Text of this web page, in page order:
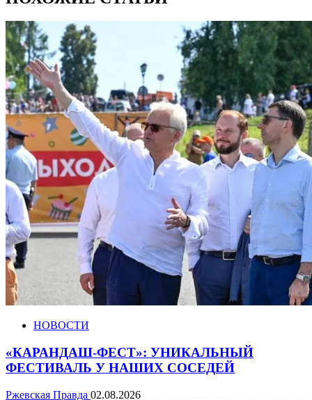
НОВОСТИ
«КАРАНДАШ-ФЕСТ»: УНИКАЛЬНЫЙ
ФЕСТИВАЛЬ У НАШИХ СОСЕДЕЙ
Ржевская Правда 02.08.2026